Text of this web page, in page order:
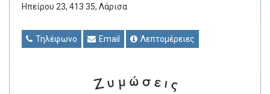
Ηπείρου 23, 413 35, Λάρισα
Τηλέφωνο Email Λεπτομέρειες